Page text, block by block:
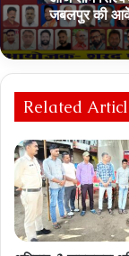
जबलपुर की
Related